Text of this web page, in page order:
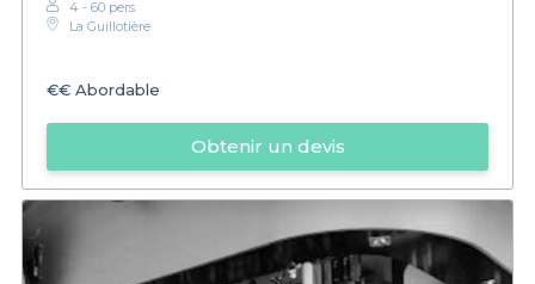
4 - 60 pers.
La Guillotière
€€ Abordable
Obtenir un devis